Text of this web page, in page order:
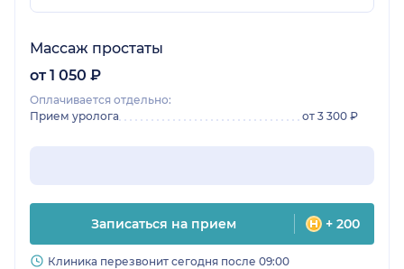
Массаж простаты
от 1 050 ₽
Оплачивается отдельно:
Прием уролога
от 3 300 ₽
Записаться на прием + 200
Клиника перезвонит сегодня после 09:00